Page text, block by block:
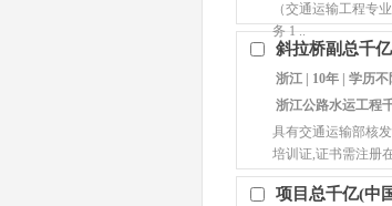
（交通运输工程专
务 1 ..
斜拉桥副总千
浙江 | 10年 | 学历不
浙江公路水运工程
具有交通运输部核
培训证,证书需注册
项目总千亿(中